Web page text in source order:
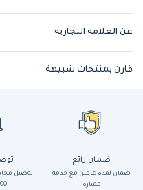
عن العلامة التجارية
قارن بمنتجات شبيهة
ضمان رائع
ضمان لمدة عامين مع خدمة
ممتازة
توصيل